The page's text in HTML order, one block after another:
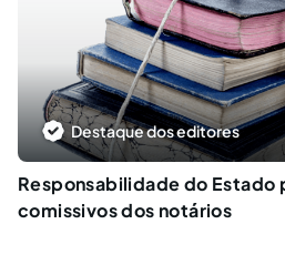
Destaque dos editores
Responsabilidade do Estado
comissivos dos notários